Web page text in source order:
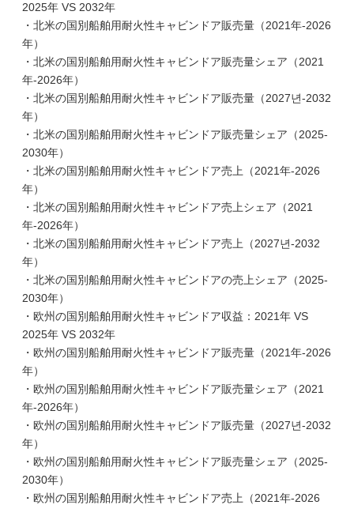
2025年 VS 2032年
・北米の国別船舶用耐火性キャビンドア販売量（2021年-2026
年）
・北米の国別船舶用耐火性キャビンドア販売量シェア（2021
年-2026年）
・北米の国別船舶用耐火性キャビンドア販売量（2027년-2032
年）
・北米の国別船舶用耐火性キャビンドア販売量シェア（2025-
2030年）
・北米の国別船舶用耐火性キャビンドア売上（2021年-2026
年）
・北米の国別船舶用耐火性キャビンドア売上シェア（2021
年-2026年）
・北米の国別船舶用耐火性キャビンドア売上（2027년-2032
年）
・北米の国別船舶用耐火性キャビンドアの売上シェア（2025-
2030年）
・欧州の国別船舶用耐火性キャビンドア収益：2021年 VS
2025年 VS 2032年
・欧州の国別船舶用耐火性キャビンドア販売量（2021年-2026
年）
・欧州の国別船舶用耐火性キャビンドア販売量シェア（2021
年-2026年）
・欧州の国別船舶用耐火性キャビンドア販売量（2027년-2032
年）
・欧州の国別船舶用耐火性キャビンドア販売量シェア（2025-
2030年）
・欧州の国別船舶用耐火性キャビンドア売上（2021年-2026